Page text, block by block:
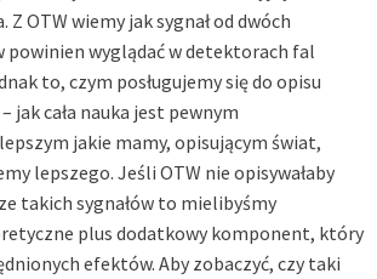
OTW wiemy jak sygnał od dwóch
wyglądać w detektorach fal
to, czym posługujemy się do opisu
jak cała nauka jest pewnym
jakie mamy, opisującym świat,
lepszego. Jeśli OTW nie opisywałaby
takich sygnałów to mielibyśmy
plus dodatkowy komponent, który
efektów. Aby zobaczyć, czy taki